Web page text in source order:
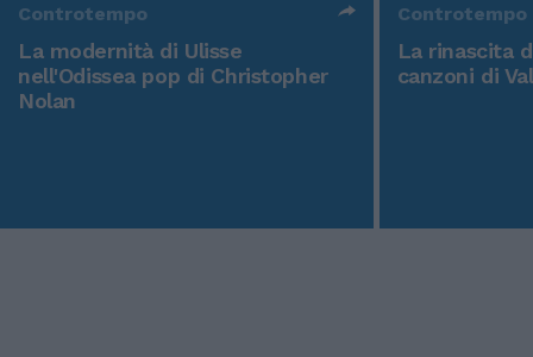
Controtempo
La modernità di Ulisse
nell'Odissea pop di Christopher
Nolan
Controtempo
La rinascita
canzoni di